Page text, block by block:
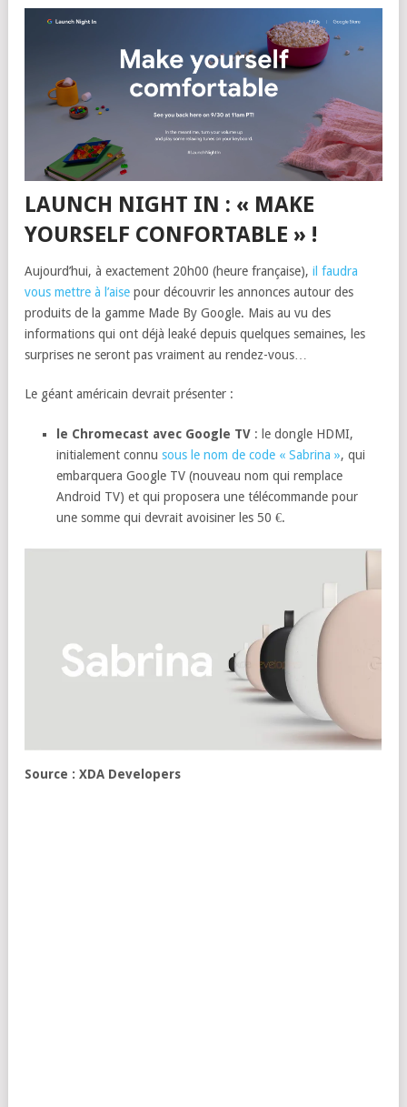
LAUNCH NIGHT IN : « MAKE
YOURSELF CONFORTABLE » !
Aujourd’hui, à exactement 20h00 (heure française), il faudra
vous mettre à l’aise pour découvrir les annonces autour des
produits de la gamme Made By Google. Mais au vu des
informations qui ont déjà leaké depuis quelques semaines, les
surprises ne seront pas vraiment au rendez-vous…
Le géant américain devrait présenter :
le Chromecast avec Google TV : le dongle HDMI,
initialement connu sous le nom de code « Sabrina », qui
embarquera Google TV (nouveau nom qui remplace
Android TV) et qui proposera une télécommande pour
une somme qui devrait avoisiner les 50 €.
Source : XDA Developers